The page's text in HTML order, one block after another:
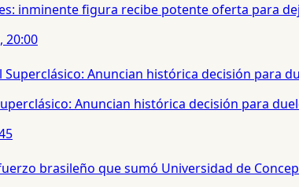
inminente figura recibe potente oferta para
20:00
Anuncian histórica decisión para